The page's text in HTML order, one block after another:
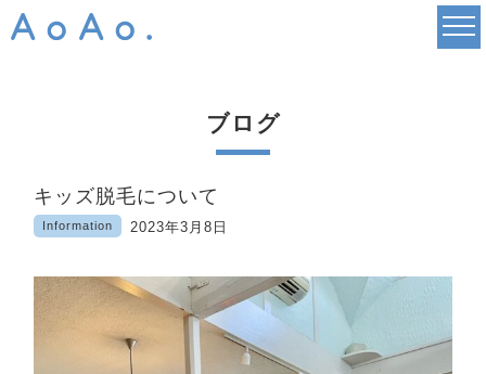
ブログ
キッズ脱毛について
2023年3月8日
Information